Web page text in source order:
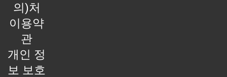
의)처
이용약
관
개인 정
보 보호